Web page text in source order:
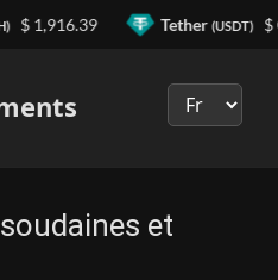
et
1,916.39 Tether(USDT) $